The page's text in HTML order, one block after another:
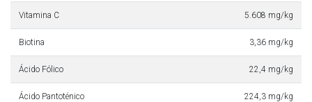
Vitamina C 5.608 mg/kg
Biotina 3,36 mg/kg
Ácido Fólico 22,4 mg/kg
Ácido Pantoténico 224,3 mg/kg